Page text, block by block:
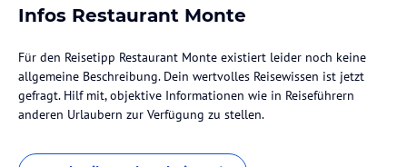
Infos Restaurant Monte
Für den Reisetipp Restaurant Monte existiert leider noch keine
allgemeine Beschreibung. Dein wertvolles Reisewissen ist jetzt
gefragt. Hilf mit, objektive Informationen wie in Reiseführern
anderen Urlaubern zur Verfügung zu stellen.